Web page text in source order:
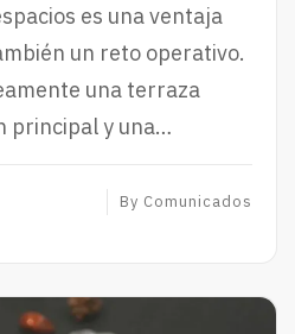
es una ventaja
un reto operativo.
una terraza
principal y una…
By Comunicados